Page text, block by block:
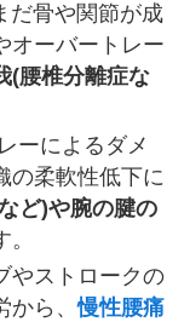
だ骨や関節が成
オーバートレー
(腰椎分離症な
ーによるダメ
の柔軟性低下に
ど)や腕の腱の
やストロークの
から、慢性腰痛